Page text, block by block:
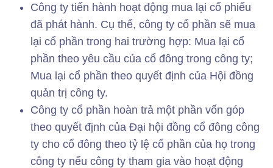
Công ty tiến hành hoạt động mua lại cổ phiếu
đã phát hành. Cụ thể, công ty cổ phần sẽ mua
lại cổ phần trong hai trường hợp: Mua lại cổ
phần theo yêu cầu của cổ đông trong công ty;
Mua lại cổ phần theo quyết định của Hội đồng
quản trị công ty.
Công ty cổ phần hoàn trả một phần vốn góp
theo quyết định của Đại hội đồng cổ đông công
ty cho cổ đông theo tỷ lệ cổ phần của họ trong
công ty nếu công ty tham gia vào hoạt động